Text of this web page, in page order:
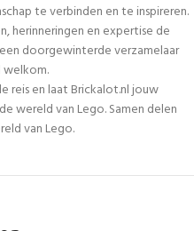
te verbinden en te inspireren.
herinneringen en expertise de
doorgewinterde verzamelaar
reis en laat Brickalot.nl jouw
van Lego. Samen delen
van Lego.